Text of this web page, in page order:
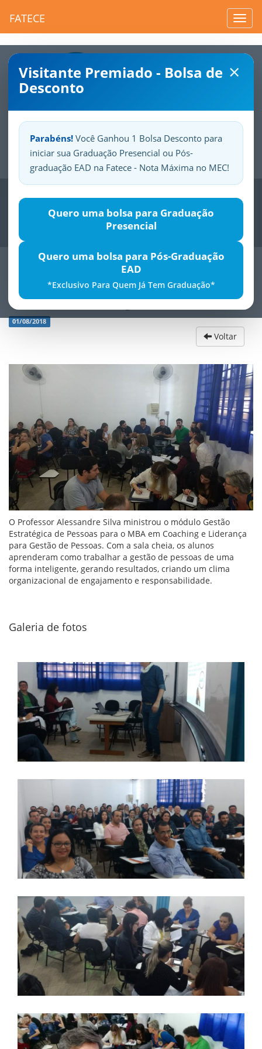
FATECE
×
Visitante Premiado - Bolsa de
Desconto
Parabéns! Você Ganhou 1 Bolsa Desconto para
iniciar sua Graduação Presencial ou Pós-
graduação EAD na Fatece - Nota Máxima no MEC!
Quero uma bolsa para Graduação
Presencial
Quero uma bolsa para Pós-Graduação
EAD
*Exclusivo Para Quem Já Tem Graduação*
SuaFatece.Seuorgulho.
Previous
GestÃ£o EstratÃ©gica de Pessoas
01/08/2018
Voltar
O Professor Alessandre Silva ministrou o módulo Gestão
Estratégica de Pessoas para o MBA em Coaching e Liderança
para Gestão de Pessoas. Com a sala cheia, os alunos
aprenderam como trabalhar a gestão de pessoas de uma
forma inteligente, gerando resultados, criando um clima
organizacional de engajamento e responsabilidade.
Galeria de fotos